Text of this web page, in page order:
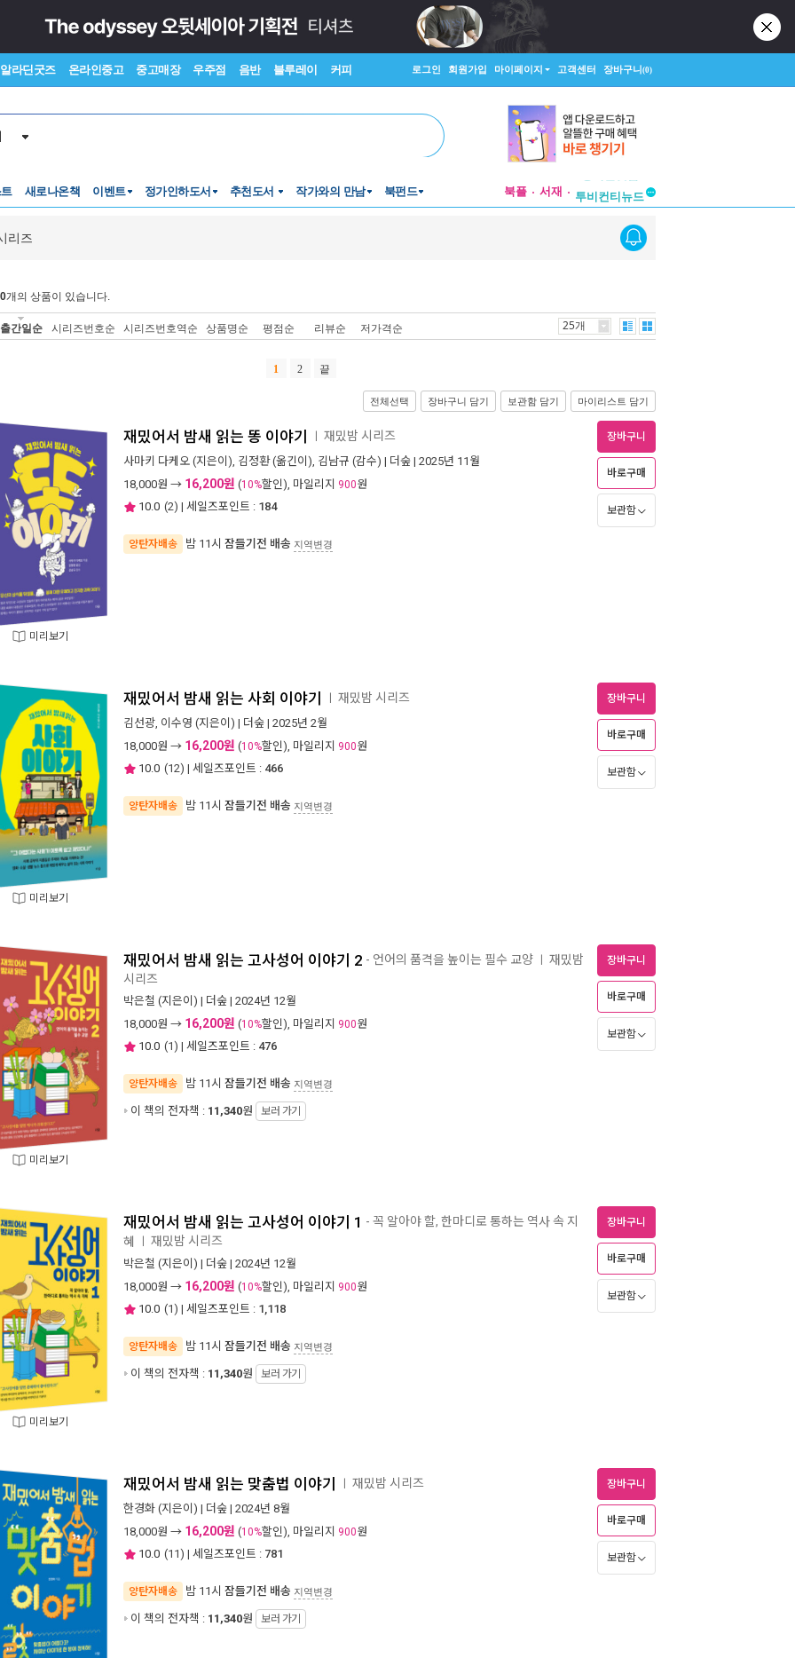
알라딘굿즈 온라인중고 중고매장 우주점 음반 블루레이 커피 로그인 회원가입 마이페이지 고객센터 장바구니(0)
새로나온책 이벤트 정가인하도서 추천도서 작가와의 만남 북펀드 북플 서재
투비컨티뉴드
투비컨티뉴드
리즈
개의 상품이 있습니다.
출간일순 시리즈번호순 시리즈번호역순 상품명순 평점순 리뷰순 저가격순 25개
1 2 끝
전체선택 장바구니 담기 보관함 담기 마이리스트 담기
미리보기
재밌어서 밤새 읽는 똥 이야기 재밌밤 시리즈
사마키 다케오 (지은이), 김정환(옮긴이), 김남규 (감수) | 더숲 | 2025년 11월
18,000원 → 16,200원 (10%할인), 마일리지 900원
10.0 (2) | 세일즈포인트 : 184
양탄자배송 밤 11시 잠들기전 배송 지역변경
장바구니
바로구매
보관함
미리보기
재밌어서 밤새 읽는 사회 이야기 재밌밤 시리즈
김선광, 이수영 (지은이) | 더숲 | 2025년 2월
18,000원 → 16,200원 (10%할인), 마일리지 900원
10.0 (12) | 세일즈포인트 : 466
양탄자배송 밤 11시 잠들기전 배송 지역변경
장바구니
바로구매
보관함
미리보기
재밌어서 밤새 읽는 고사성어 이야기 2 - 언어의 품격을 높이는 필수 교양 재밌밤
시리즈
박은철 (지은이) | 더숲 | 2024년 12월
18,000원 → 16,200원 (10%할인), 마일리지 900원
10.0 (1) | 세일즈포인트 : 476
양탄자배송 밤 11시 잠들기전 배송 지역변경
이 책의 전자책 : 11,340원 보러 가기
장바구니
바로구매
보관함
미리보기
재밌어서 밤새 읽는 고사성어 이야기 1 - 꼭 알아야 할, 한마디로 통하는 역사 속 지
혜 재밌밤 시리즈
박은철 (지은이) | 더숲 | 2024년 12월
18,000원 → 16,200원 (10%할인), 마일리지 900원
10.0 (1) | 세일즈포인트 : 1,118
양탄자배송 밤 11시 잠들기전 배송 지역변경
이 책의 전자책 : 11,340원 보러 가기
장바구니
바로구매
보관함
재밌어서 밤새 읽는 맞춤법 이야기 재밌밤 시리즈
한경화 (지은이) | 더숲 | 2024년 8월
18,000원 → 16,200원 (10%할인), 마일리지 900원
10.0 (11) | 세일즈포인트 : 781
양탄자배송 밤 11시 잠들기전 배송 지역변경
이 책의 전자책 : 11,340원 보러 가기
장바구니
바로구매
보관함